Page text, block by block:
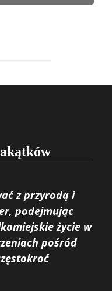
z przyrodą i
podejmując
życie w
pośród